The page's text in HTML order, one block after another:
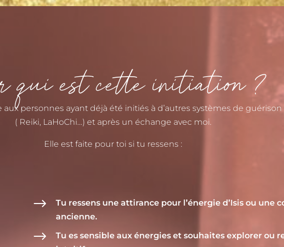
qui est cette initiation ?
aux personnes ayant déjà été initiés à d’autres systèmes de
( Reiki, LaHoChi…) et après un échange avec moi.
Elle est faite pour toi si tu ressens :
$
Tu ressens une attirance pour l’énergie d’Isis ou une
ancienne.
$
Tu es sensible aux énergies et souhaites explorer ou